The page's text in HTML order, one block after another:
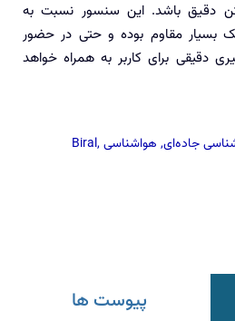
دقیق باشد. این سنسور نسبت به
بسیار مقاوم بوده و حتی در حضور
دقیقی برای کاربر به همراه خواهد
Biral, جاده‌ای, هواشناسی
پیوست ها